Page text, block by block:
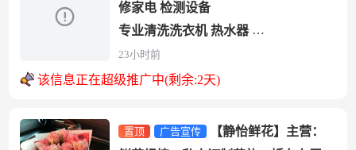
修家电 检测设备
专业清洗洗衣机 热水器
专业安装监控 电视 任何家电
用心不负客户！因为专业所以信赖，...
23小时前
该信息正在超级推广中(剩余:2天)
置顶 广告宣传
【静怡鲜花】主营：